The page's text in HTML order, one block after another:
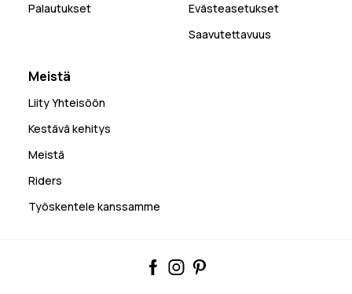
Palautukset
Evästeasetukset
Saavutettavuus
Meistä
Liity Yhteisöön
Kestävä kehitys
Meistä
Riders
Työskentele kanssamme